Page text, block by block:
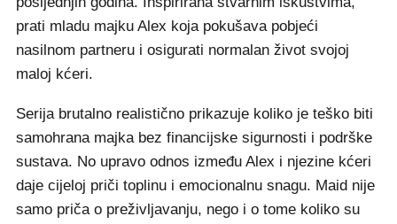
prati mladu majku Alex koja pokušava pobjeći
nasilnom partneru i osigurati normalan život svojoj
maloj kćeri.
Serija brutalno realistično prikazuje koliko je teško biti
samohrana majka bez financijske sigurnosti i podrške
sustava. No upravo odnos između Alex i njezine kćeri
daje cijeloj priči toplinu i emocionalnu snagu. Maid nije
samo priča o preživljavanju, nego i o tome koliko su